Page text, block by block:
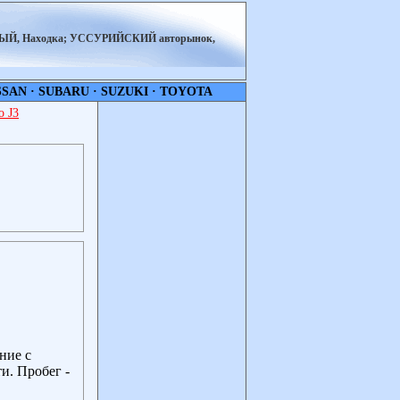
Находка; УССУРИЙСКИЙ авторынок,
· SUBARU· SUZUKI· TOYOTA
J3
с
Пробег -